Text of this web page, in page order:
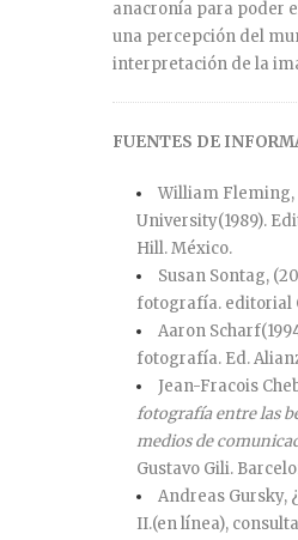
anacronía para poder
una percepción del
interpretación de la
FUENTES DE
William Fleming,
University(1989).
Hill. México.
Susan Sontag,
fotografía. editorial
Aaron
fotografía. Ed.
Jean-Fracois
fotografía entre las
medios de
Gustavo Gili.
Andreas Gursky,
II.(en línea),